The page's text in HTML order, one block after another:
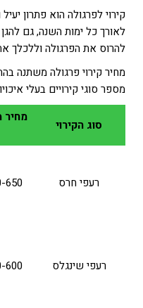
קירוי לפרגולה הוא פתרון
לאורך כל ימות השנה, גם
להרוס את הפרגולה וללכלך
מחיר קירוי פרגולה משתנה
מספר סוגי קירויים בעלי
סוג הקירוי
מחיר
רעפי חרס 450-
רעפי שינגלס 420-